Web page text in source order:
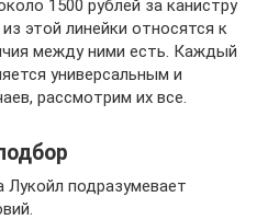
1500 рублей за канистру
этой линейки относятся к
между ними есть. Каждый
универсальным и
рассмотрим их все.
подразумевает